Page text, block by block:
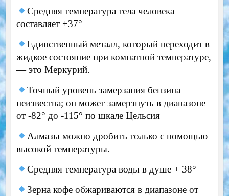
Средняя температура тела человека
составляет +37°
Единственный металл, который переходит в
жидкое состояние при комнатной температуре,
— это Меркурий.
Точный уровень замерзания бензина
неизвестна; он может замерзнуть в диапазоне
от -82° до -115° по шкале Цельсия
Алмазы можно дробить только с помощью
высокой температуры.
Средняя температура воды в душе + 38°
Зерна кофе обжариваются в диапазоне от